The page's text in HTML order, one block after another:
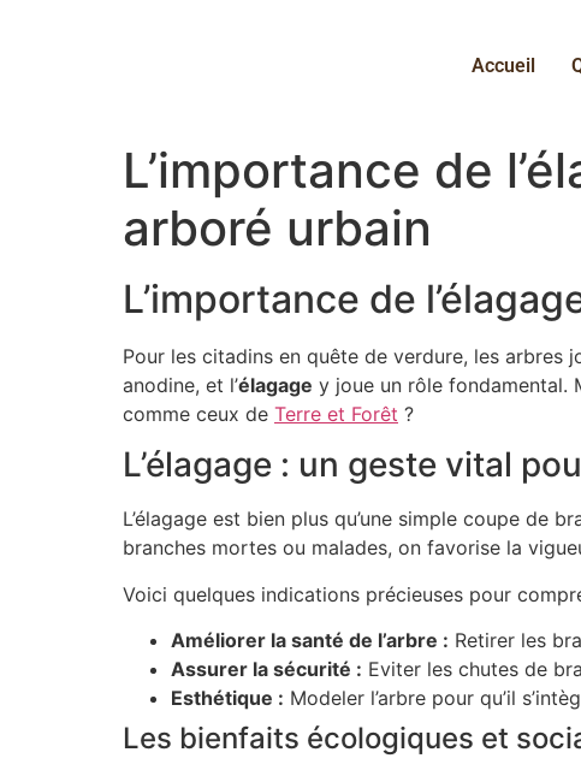
Accueil
L’importance de
arboré urbain
L’importance de
Pour les citadins en quête de verdure, les arbres
anodine, et l’élagage y joue un rôle fondamental.
comme ceux de Terre et Forêt ?
L’élagage : un geste vital
L’élagage est bien plus qu’une simple coupe de
branches mortes ou malades, on favorise la
Voici quelques indications précieuses pour
Améliorer la santé de l’arbre : Retirer les
Assurer la sécurité : Eviter les chutes de
Esthétique : Modeler l’arbre pour qu’il
Les bienfaits écologiques et